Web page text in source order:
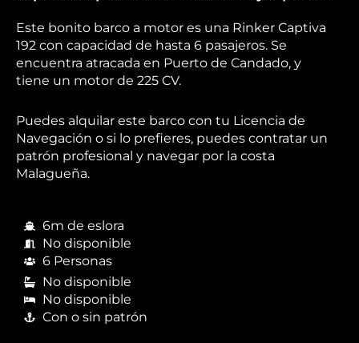
Este bonito barco a motor es una Rinker Captiva
192 con capacidad de hasta 6 pasajeros. Se
encuentra atracada en Puerto de Candado, y
tiene un motor de 225 CV.
Puedes alquilar este barco con tu Licencia de
Navegación o si lo prefieres, puedes contratar un
patrón profesional y navegar por la costa
Malagueña.
6m de eslora
No disponible
6 Personas
No disponible
No disponible
Con o sin patrón